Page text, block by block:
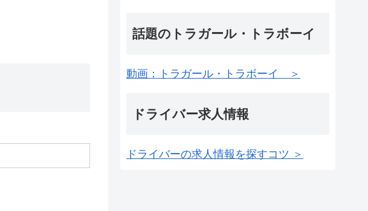
話題のトラガール・トラボーイ
動画：トラガール・トラボーイ ＞
ドライバー求人情報
ドライバーの求人情報を探すコツ ＞